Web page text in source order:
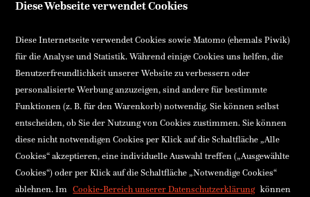
Diese Webseite verwendet Cookies
Diese Internetseite verwendet Cookies sowie Matomo (ehemals Piwik)
für die Analyse und Statistik. Während einige Cookies uns helfen, die
Benutzerfreundlichkeit unserer Website zu verbessern oder
personalisierte Werbung anzuzeigen, sind andere für bestimmte
Funktionen (z. B. für den Warenkorb) notwendig. Sie können selbst
entscheiden, ob Sie der Nutzung von Cookies zustimmen. Sie können
diese nicht notwendigen Cookies per Klick auf die Schaltfläche „Alle
Cookies“ akzeptieren, eine individuelle Auswahl treffen („Ausgewählte
Cookies“) oder per Klick auf die Schaltfläche „Notwendige Cookies“
ablehnen. Im Cookie-Bereich unserer Datenschutzerklärung können